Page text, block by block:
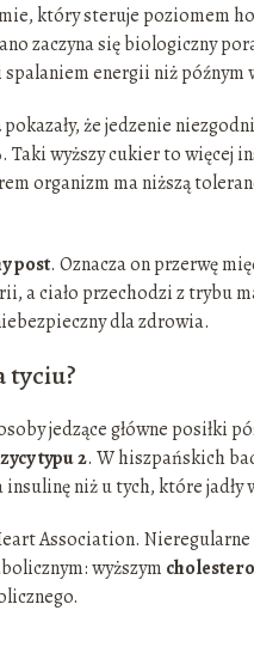
który steruje poziomem
zaczyna się biologiczny
energii niż późnym
pokazały, że jedzenie
. Taki wyższy cukier to więcej
organizm ma niższą
post. Oznacza on przerwę
a ciało przechodzi z trybu
dla zdrowia.
tyciu?
jedzące główne posiłki
typu 2. W hiszpańskich
niż u tych, które jadły
Association.
wyższym